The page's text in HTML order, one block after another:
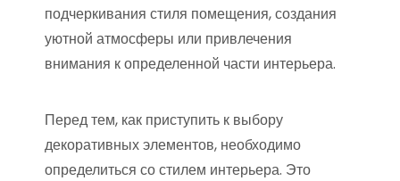
подчеркивания стиля помещения, создания
уютной атмосферы или привлечения
внимания к определенной части интерьера.
Перед тем, как приступить к выбору
декоративных элементов, необходимо
определиться со стилем интерьера. Это